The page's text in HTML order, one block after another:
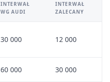
INTERWAŁ
WG AUDI
INTERWAŁ
ZALECANY
30 000 12 000
60 000 30 000